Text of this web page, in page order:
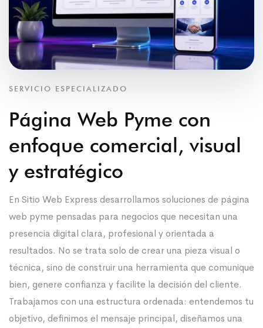
SERVICIO ESPECIALIZADO
Página Web Pyme con
enfoque comercial, visual
y estratégico
En Sitio Web Express desarrollamos soluciones de página
web pyme pensadas para negocios que necesitan una
presencia digital clara, profesional y orientada a
resultados. No se trata solo de crear una pieza visual o
técnica, sino de construir una herramienta que comunique
bien, genere confianza y facilite la decisión del cliente.
Trabajamos con una estructura ordenada: entendemos tu
objetivo, definimos el mensaje principal, diseñamos una